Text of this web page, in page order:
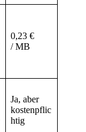
0,23 €
/ MB
Ja, aber
kostenpflic
htig